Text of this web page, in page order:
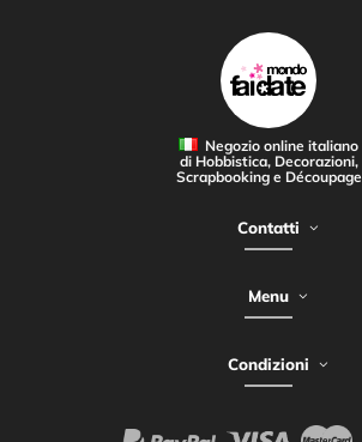
Negozio online italiano
di Hobbistica, Decorazioni,
Scrapbooking e Découpage
Contatti
Menu
Condizioni